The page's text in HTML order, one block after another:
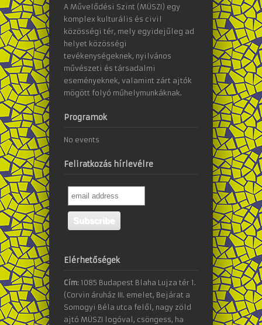
A Művelődési Szint (MÜSZI) egy
komplex kulturális és civil
közösségi tér, mely egyidejűleg ad
helyet közösségi
tevékenységeknek, nyilvános
művészeti és társadalmi
eseményeknek, valamint zárt ajtók
mögött folyó műhelymunkáknak.
Programok
No events
Feliratkozás hírlevélre
Elérhetőségek
Cím: 1085 Budapest Blaha Lujza tér 1.
(Corvin áruház III. emelet, Bejárat a
Somogyi Béla utca felől, nagy zöld
ajtó MÜSZI logóval, csöngess, ha